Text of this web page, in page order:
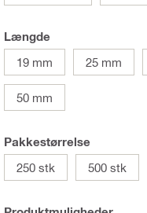
Længde
19 mm
25 mm
50 mm
Pakkestørrelse
250 stk
500 stk